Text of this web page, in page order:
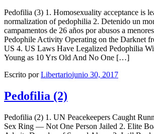
Pedofilia (3) 1. Homosexuality acceptance is
normalization of pedophilia 2. Detenido un
campamentos de 26 años por abusos a
Pedophile Activity Operating on the Darknet
US 4. US Laws Have Legalized Pedophilia
Young as 10 Yrs Old And No One […]
Escrito porLibertariojunio 30, 2017
Pedofilia (2)
Pedofilia (2) 1. UN Peacekeepers Caught
Sex Ring — Not One Person Jailed 2. Elite